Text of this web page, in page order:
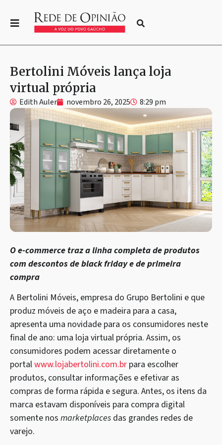
Bertolini Móveis lança loja
virtual própria
Edith Auler novembro 26, 2025 8:29 pm
O e-commerce traz a linha completa de produtos
com descontos de black friday e de primeira
compra
A Bertolini Móveis, empresa do Grupo Bertolini e que
produz móveis de aço e madeira para a casa,
apresenta uma novidade para os consumidores neste
final de ano: uma loja virtual própria. Assim, os
consumidores podem acessar diretamente o
portalwww.lojabertolini.com.br para escolher
produtos, consultar informações e efetivar as
compras de forma rápida e segura. Antes, os itens da
marca estavam disponíveis para compra digital
somente nos marketplaces das grandes redes de
varejo.